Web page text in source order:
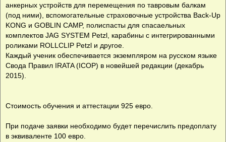
анкерных устройств для перемещения по тавровым балкам
(под ними), вспомогательные страховочные устройства Back-Up
KONG и GOBLIN CAMP, полиспасты для спасаельных
комплектов JAG SYSTEM Petzl, карабины с интегрированными
роликами ROLLCLIP Petzl и другое.
Каждый ученик обеспечивается экземпляром на русском языке
Свода Правил IRATA (ICOP) в новейшей редакции (декабрь
2015).
Стоимость обучения и аттестации 925 евро.
При подаче заявки необходимо будет перечислить предоплату
в эквиваленте 100 евро.